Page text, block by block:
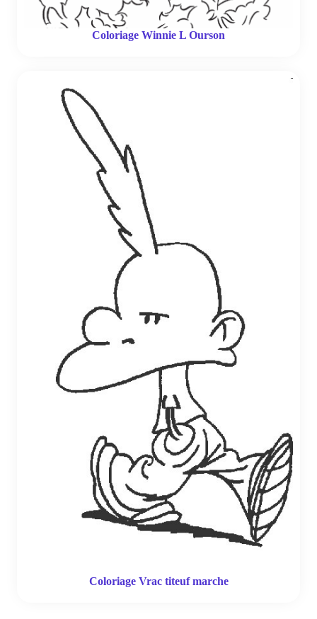
Coloriage Winnie L Ourson
Coloriage Vrac titeuf marche